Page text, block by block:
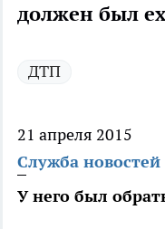
должен был
ДТП
21 апреля 2015
Служба
У него был